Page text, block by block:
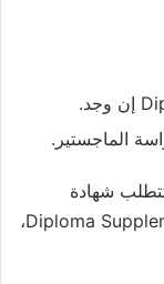
الماجستير.
شهادة
بكالوريوس مناسبة، وكشف درجات أو Diploma Supplement،